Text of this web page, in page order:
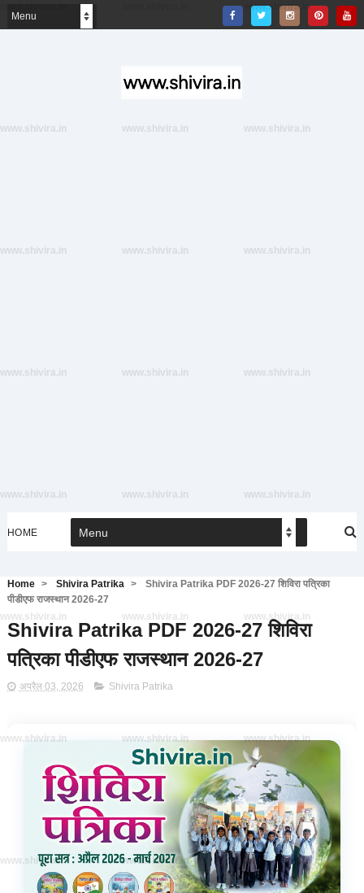
HOME
Home > Shivira Patrika >
Shivira Patrika PDF 2026-27 शिविरा पत्रिका
पीडीएफ राजस्थान 2026-27
Shivira Patrika PDF 2026-27 शिविरा
पत्रिका पीडीएफ राजस्थान 2026-27
अप्रैल 03, 2026 Shivira Patrika
www.shivira.in
www.shivira.in
www.shivira.in
www.shivira.in
www.shivira.in
www.shivira.in
www.shivira.in
www.shivira.in
www.shivira.in
www.shivira.in
www.shivira.in
www.shivira.in
www.shivira.in
www.shivira.in
www.shivira.in
www.shivira.in
www.shivira.in
www.shivira.in
www.shivira.in
www.shivira.in
www.shivira.in
www.shivira.in